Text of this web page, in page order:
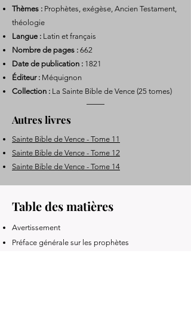
Thèmes : Prophètes, exégèse, Ancien Testament,
théologie
Langue : Latin et français
Nombre de pages : 662
Date de publication : 1821
Éditeur : Méquignon
Collection : La Sainte Bible de Vence (25 tomes)
Autres livres
Sainte Bible de Vence - Tome 11
Sainte Bible de Vence - Tome 12
Sainte Bible de Vence - Tome 14
Table des matières
Avertissement
Préface générale sur les prophètes